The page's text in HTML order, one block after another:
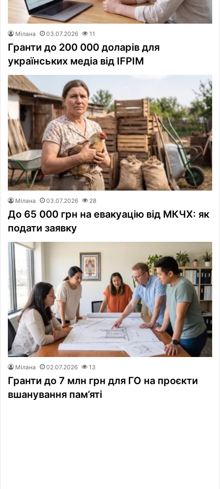
Мілана 03.07.2026 11
Гранти до 200 000 доларів для
українських медіа від IFPIM
Мілана 03.07.2026 28
До 65 000 грн на евакуацію від МКЧХ: як
подати заявку
Мілана 02.07.2026 13
Гранти до 7 млн грн для ГО на проєкти
вшанування пам’яті